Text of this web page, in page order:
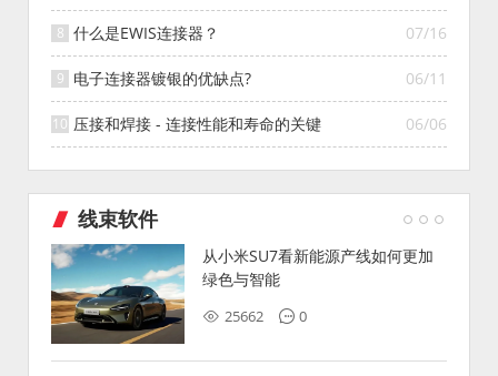
07/16
什么是EWIS连接器？
06/11
电子连接器镀银的优缺点?
06/06
压接和焊接 - 连接性能和寿命的关键
线束软件
从小米SU7看新能源产线如何更加
绿色与智能
25662 0